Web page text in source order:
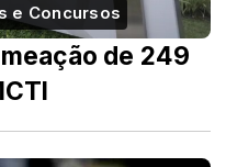
e Concursos
de 249